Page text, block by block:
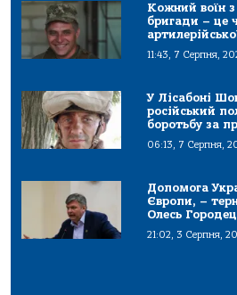
Кожний воїн з
бригади – це
11:43, 7 Серпня,
У Лісабоні
російський
боротьбу за
06:13, 7 Серпня,
Допомога
Європи, –
Олесь
21:02, 3 Серпня,